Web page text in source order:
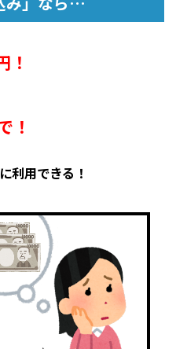
！
！
利用できる！